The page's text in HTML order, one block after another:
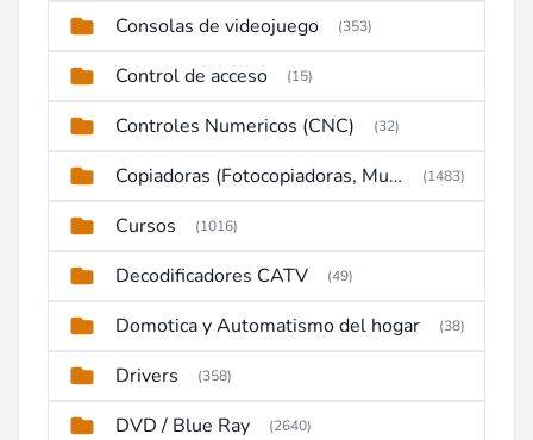
Consolas de videojuego (353)
Control de acceso (15)
Controles Numericos (CNC) (32)
Copiadoras (Fotocopiadoras, Multifunctions, Ploter, etc) (1483)
Cursos (1016)
Decodificadores CATV (49)
Domotica y Automatismo del hogar (38)
Drivers (358)
DVD / Blue Ray (2640)